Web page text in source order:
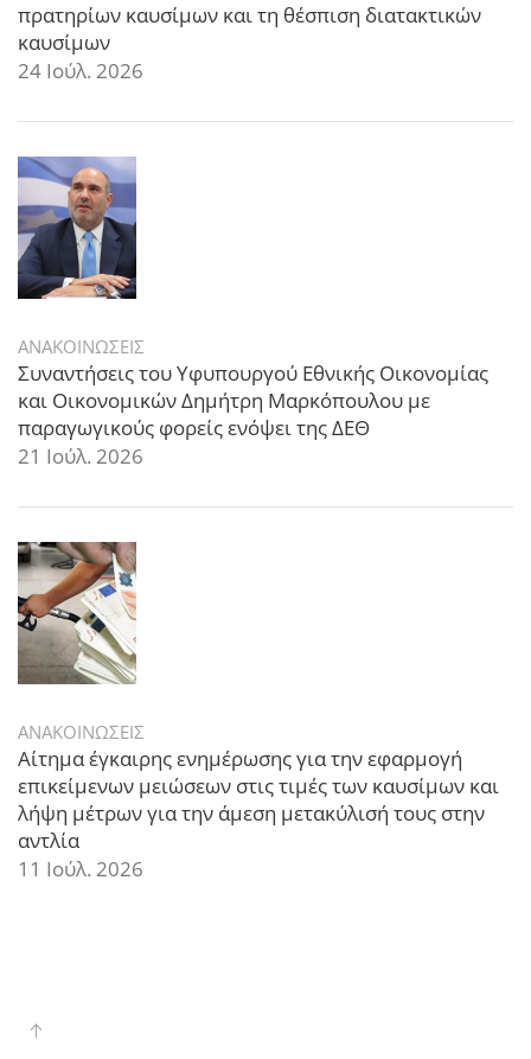
πρατηρίων καυσίμων και τη θέσπιση διατακτικών
καυσίμων
24 Ιούλ. 2026
ΑΝΑΚΟΙΝΩΣΕΙΣ
Συναντήσεις του Υφυπουργού Εθνικής Οικονομίας
και Οικονομικών Δημήτρη Μαρκόπουλου με
παραγωγικούς φορείς ενόψει της ΔΕΘ
21 Ιούλ. 2026
ΑΝΑΚΟΙΝΩΣΕΙΣ
Αίτημα έγκαιρης ενημέρωσης για την εφαρμογή
επικείμενων μειώσεων στις τιμές των καυσίμων και
λήψη μέτρων για την άμεση μετακύλισή τους στην
αντλία
11 Ιούλ. 2026